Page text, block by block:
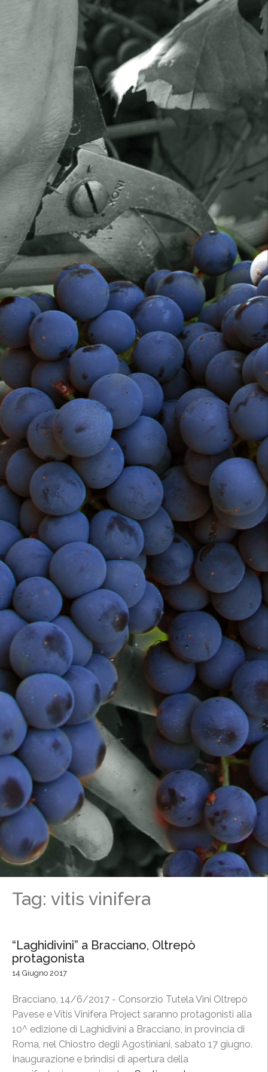
Tag: vitis vinifera
“Laghidivini” a Bracciano, Oltrepò
protagonista
14 Giugno 2017
Bracciano, 14/6/2017 - Consorzio Tutela Vini Oltrepò
Pavese e Vitis Vinifera Project saranno protagonisti alla
10^ edizione di Laghidivini a Bracciano, in provincia di
Roma, nel Chiostro degli Agostiniani, sabato 17 giugno.
Inaugurazione e brindisi di apertura della